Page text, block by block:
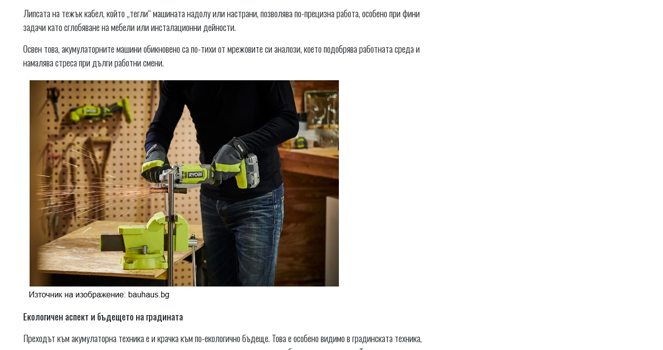
Липсата на тежък кабел, който „тегли“ машината надолу или настрани, позволява по-прецизна работа, особено при фини
задачи като сглобяване на мебели или инсталационни дейности.
Освен това, акумулаторните машини обикновено са по-тихи от мрежовите си аналози, което подобрява работната среда и
намалява стреса при дълги работни смени.
Екологичен аспект и бъдещето на градината
Преходът към акумулаторна техника е и крачка към по-екологично бъдеще. Това е особено видимо в градинската техника,